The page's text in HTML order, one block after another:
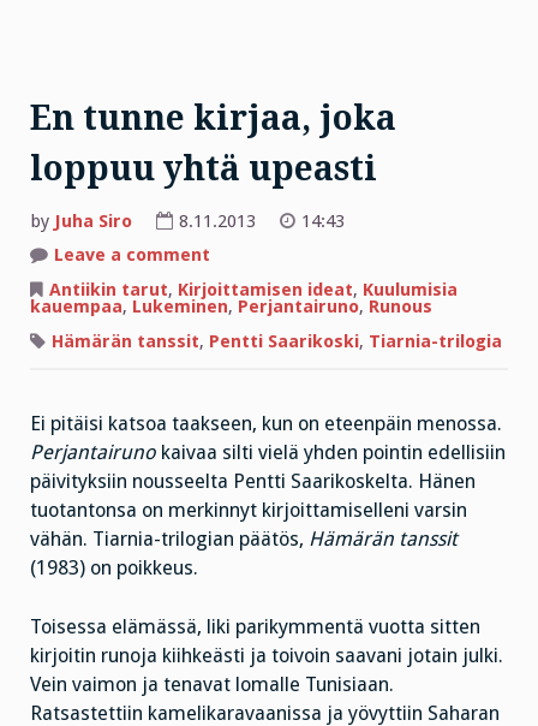
En tunne kirjaa, joka
loppuu yhtä upeasti
by Juha Siro 8.11.2013
14:43
Leave a comment
tunne
kirjaa,
joka
loppuu
Antiikin tarut, Kirjoittamisen ideat, Kuulumisia
kauempaa, Lukeminen, Perjantairuno, Runous
Hämärän tanssit, Pentti Saarikoski, Tiarnia-trilogia
Ei pitäisi katsoa taakseen, kun on eteenpäin menossa.
Perjantairuno kaivaa silti vielä yhden pointin edellisiin
päivityksiin nousseelta Pentti Saarikoskelta. Hänen
tuotantonsa on merkinnyt kirjoittamiselleni varsin
vähän. Tiarnia-trilogian päätös, Hämärän tanssit
(1983) on poikkeus.
Toisessa elämässä, liki parikymmentä vuotta sitten
kirjoitin runoja kiihkeästi ja toivoin saavani jotain julki.
Vein vaimon ja tenavat lomalle Tunisiaan.
Ratsastettiin kamelikaravaanissa ja yövyttiin Saharan